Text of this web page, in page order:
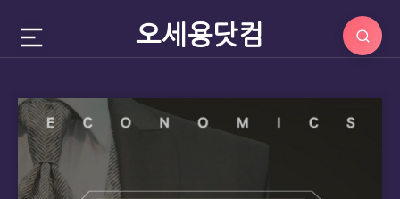
오세용닷컴